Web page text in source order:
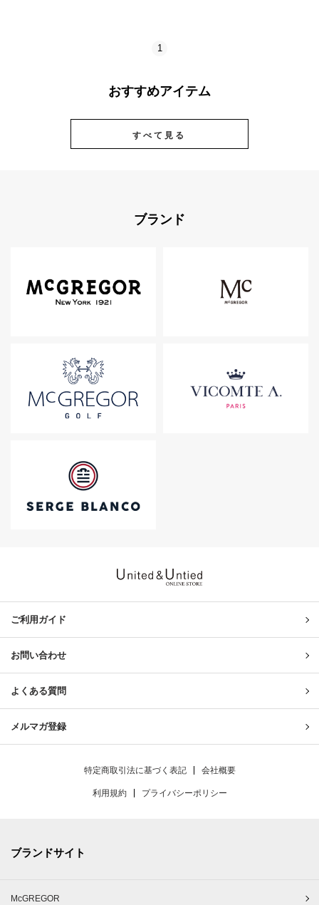
1
おすすめアイテム
すべて見る
ブランド
ご利用ガイド
お問い合わせ
よくある質問
メルマガ登録
特定商取引法に基づく表記 会社概要
利用規約 プライバシーポリシー
ブランドサイト
McGREGOR